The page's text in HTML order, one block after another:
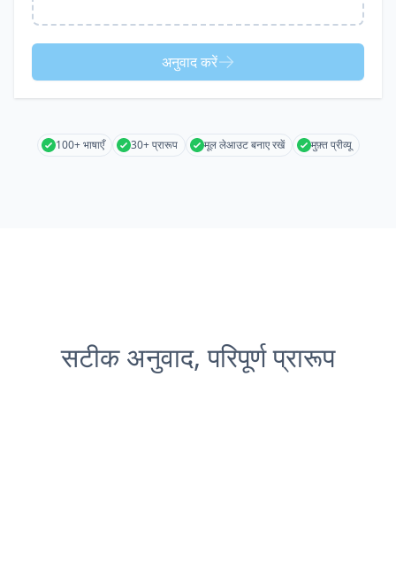
अनुवाद करें
100+ भाषाएँ 30+ प्रारूप मूल लेआउट बनाए रखें मुफ़्त प्रीव्यू
सटीक अनुवाद, परिपूर्ण प्रारूप